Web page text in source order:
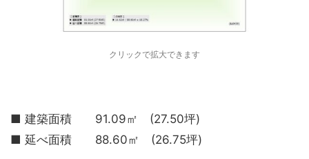
クリックで拡大できます
■ 建築面積 91.09㎡ (27.50坪)
■ 延べ面積 88.60㎡ (26.75坪)